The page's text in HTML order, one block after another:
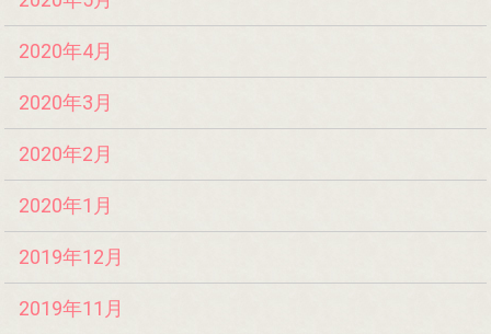
2020年4月
2020年3月
2020年2月
2020年1月
2019年12月
2019年11月